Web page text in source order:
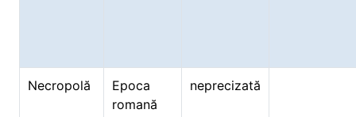
Necropolă
Epoca
romană
neprecizată